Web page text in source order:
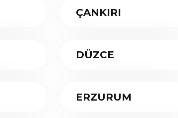
ÇANKIRI
DÜZCE
ERZURUM